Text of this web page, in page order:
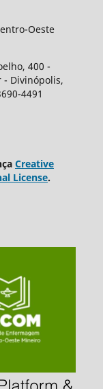
Oeste
400 -
- Divinópolis,
4491
Creative
License.